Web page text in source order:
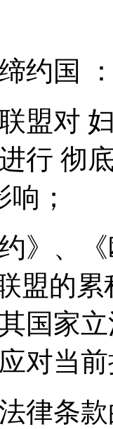
约国
盟对
行 彻
；
》、
盟的
国家
对当
律条